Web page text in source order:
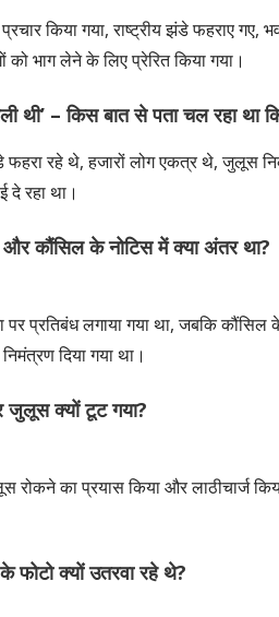
किया गया, राष्ट्रीय झंडे फहराए
को भाग लेने के लिए प्रेरित किया गया।
थी’ – किस बात से पता चल रहा था
फहरा रहे थे, हजारों लोग एकत्र थे, जुलूस
दे रहा था।
कौंसिल के नोटिस में क्या अंतर था?
प्रतिबंध लगाया गया था, जबकि कौंसिल
दिया गया था।
क्यों टूट गया?
रोकने का प्रयास किया और लाठीचार्ज
फोटो क्यों उतरवा रहे थे?